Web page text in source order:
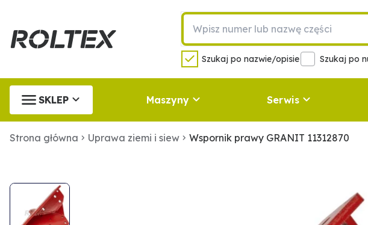
Szukaj po nazwie/opisie Szukaj po
SKLEP Maszyny Serwis
Strona główna Uprawa ziemi i siew Wspornik prawy GRANIT 11312870